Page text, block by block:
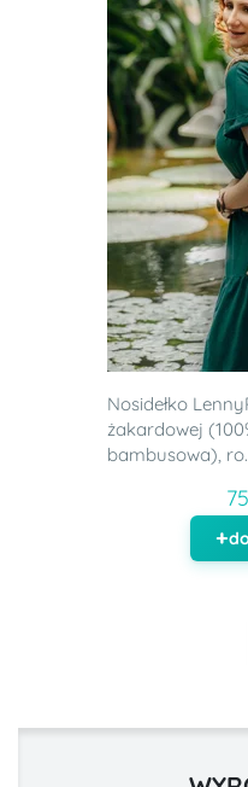
Nosidełko
żakardowej
bambusowa),